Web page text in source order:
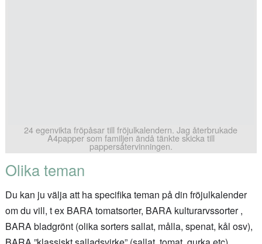
24 egenvikta fröpåsar till fröjulkalendern. Jag återbrukade
A4papper som familjen ändå tänkte skicka till
pappersåtervinningen.
Olika teman
Du kan ju välja att ha specifika teman på din fröjulkalender
om du vill, t ex BARA tomatsorter, BARA kulturarvssorter ,
BARA bladgrönt (olika sorters sallat, målla, spenat, kål osv),